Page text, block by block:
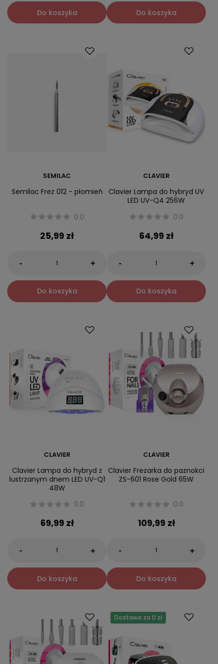
Do koszyka Do koszyka
SEMILAC
Semilac Frez 012 - płomień
0.0
25,99 zł
- +
Do koszyka
CLAVIER
Clavier Lampa do hybryd UV
LED UV-Q4 256W
0.0
64,99 zł
- +
Do koszyka
CLAVIER
Clavier Lampa do hybryd z
lustrzanym dnem LED UV-Q1
48W
0.0
69,99 zł
- +
Do koszyka
CLAVIER
Clavier Frezarka do paznokci
ZS-601 Rose Gold 65W
0.0
109,99 zł
- +
Do koszyka
Dostawa za 0 zł